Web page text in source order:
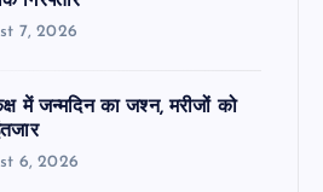
7, 2026
में जन्मदिन का जश्न, मरीजों को
6, 2026